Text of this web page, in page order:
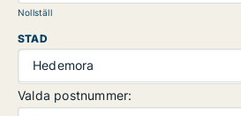
Nollställ
STAD
Hedemora
Valda postnummer: